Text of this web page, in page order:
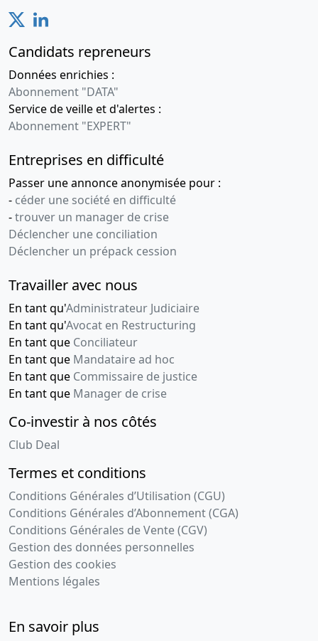
Candidats repreneurs
Données enrichies :
Abonnement "DATA"
Service de veille et d'alertes :
Abonnement "EXPERT"
Entreprises en difficulté
Passer une annonce anonymisée pour :
- céder une société en difficulté
-trouver un manager de crise
Déclencher une conciliation
Déclencher un prépack cession
Travailler avec nous
En tant qu'Administrateur Judiciaire
En tant qu'Avocat en Restructuring
En tant que Conciliateur
En tant que Mandataire ad hoc
En tant que Commissaire de justice
En tant que Manager de crise
Co-investir à nos côtés
Club Deal
Termes et conditions
Conditions Générales d’Utilisation (CGU)
Conditions Générales d’Abonnement (CGA)
Conditions Générales de Vente (CGV)
Gestion des données personnelles
Gestion des cookies
Mentions légales
En savoir plus